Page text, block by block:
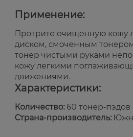
Применение:
Протрите очищенную кожу
диском, смоченным
тонер чистыми руками
кожу легкими
движениями.
Характеристики:
Количество: 60 тонер-пэдов
Страна-производитель: